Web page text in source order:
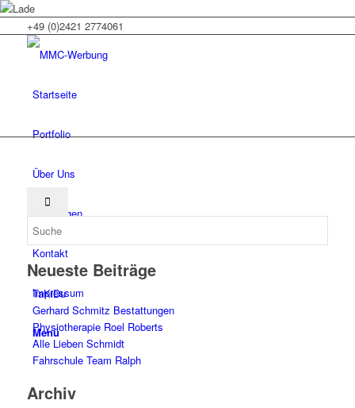
+49 (0)2421 2774061
Startseite
Portfolio
Über Uns
Leistungen
Kontakt
Impressum
Menü
Neueste Beiträge
TaKiDu
Gerhard Schmitz Bestattungen
Physiotherapie Roel Roberts
Alle Lieben Schmidt
Fahrschule Team Ralph
Archiv